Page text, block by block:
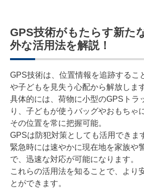
GPS技術がもたらす新た
外な活用法を解説！
GPS技術は、位置情報を追跡するこ
や子どもを見失う心配から解放します
具体的には、荷物に小型のGPSトラ
り、子どもが使うバッグやおもちゃ
その位置を常に把握可能。
GPSは防犯対策としても活用できま
緊急時には速やかに現在地を家族や
で、迅速な対応が可能になります。
これらの活用法を知ることで、より
とができます。